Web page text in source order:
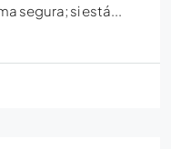
segura; si está...